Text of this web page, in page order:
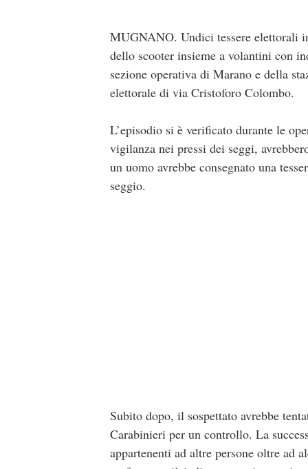
MUGNANO. Undici tessere elettorali
dello scooter insieme a volantini con
sezione operativa di Marano e della
elettorale di via Cristoforo Colombo.
L’episodio si è verificato durante le
vigilanza nei pressi dei seggi,
un uomo avrebbe consegnato una
seggio.
Subito dopo, il sospettato avrebbe
Carabinieri per un controllo. La
appartenenti ad altre persone oltre ad